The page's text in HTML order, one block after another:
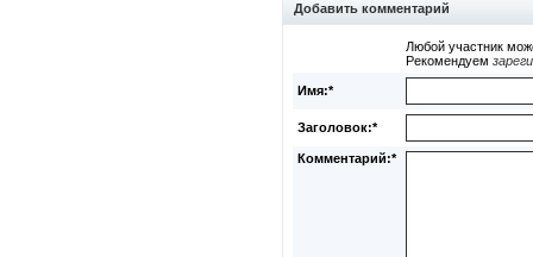
Добавить комментарий
Любой участник
Рекомендуем
Имя:*
Заголовок:*
Комментарий:*